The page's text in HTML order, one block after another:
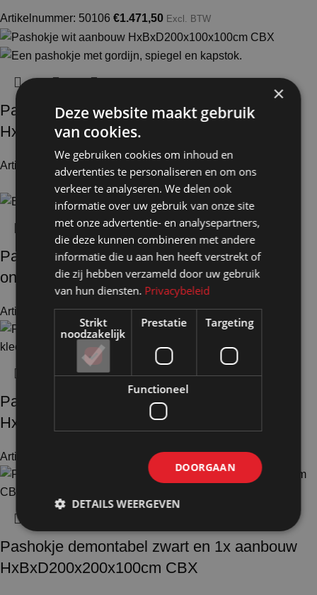
Artikelnummer: 50106 €1.471,50 Excl. BTW
Pashokje demontabel wit aanbouw
HxBxD200x100x100cm CBX
Artikelnummer: 50101 Excl. BTW
Pashokje demontabel wit en 1x aanbouw
onderbouw HxBxD200x200x100cm CBX
Artikelnummer: 50125€1.172,00 Excl. BTW
Pashokje demontabel zwart
HxBxD200x100x100cm CBX
Artikelnummer: 51100 639,00 Excl. BTW
Pashokje demontabel zwart en 1x aanbouw
HxBxD200x200x100cm CBX
×
Deze website maakt gebruik
van cookies.
We gebruiken cookies om inhoud en
advertenties te personaliseren en om ons
verkeer te analyseren. We delen ook
informatie over uw gebruik van onze site
met onze advertentie- en analysepartners,
die deze kunnen combineren met andere
informatie die u aan hen heeft verstrekt of
die zij hebben verzameld door uw gebruik
van hun diensten. Privacybeleid
Strikt
noodzakelijk
Prestatie Targeting
Functioneel
DOORGAAN
DETAILS WEERGEVEN